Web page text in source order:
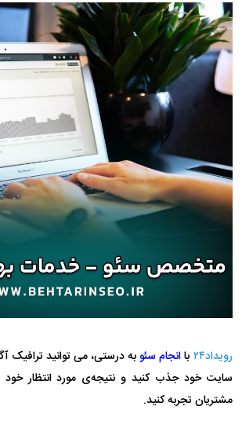
رویداد۲۴ باانجام سئوبه درستی، می‌ توانید ترافیک
سایت خود جذب کنید و نتیجه‌ی مورد انتظار خود
مشتریان تجربه کنید.